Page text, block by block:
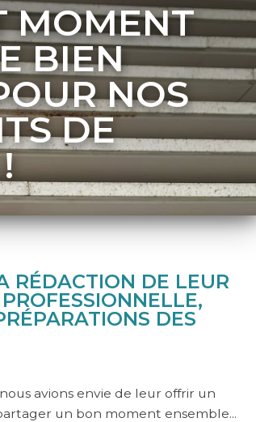
MOMENT
BIEN
NOS
DE
!
RÉDACTION DE LEUR
DES
avions envie de leur offrir un
un bon moment ensemble...